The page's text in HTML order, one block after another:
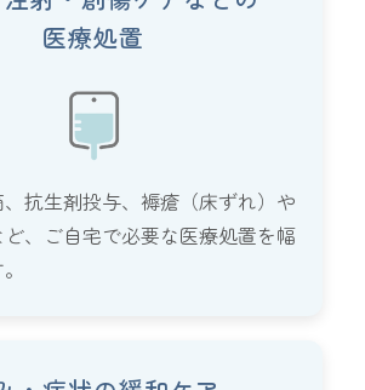
医療処置
抗生剤投与、褥瘡（床ずれ）や
、ご自宅で必要な医療処置を幅